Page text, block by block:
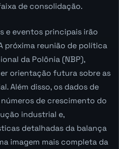
de consolidação.
e eventos principais irão
próxima reunião de política
da Polônia (NBP),
orientação futura sobre as
Além disso, os dados de
de crescimento do
industrial e,
detalhadas da balança
imagem mais completa da